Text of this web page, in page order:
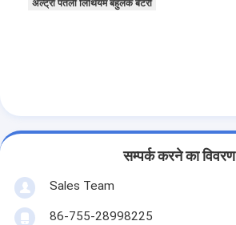
अल्ट्रा पतली लिथियम बहुलक बैटरी
सम्पर्क करने का विवरण
Sales Team
86-755-28998225